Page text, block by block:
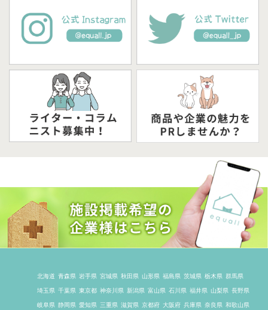
北海道 青森県 岩手県 宮城県 秋田県 山形県 福島県 茨城県 栃木県 群馬県
埼玉県 千葉県 東京都 神奈川県 新潟県 富山県 石川県 福井県 山梨県 長野県
岐阜県 静岡県 愛知県 三重県 滋賀県 京都府 大阪府 兵庫県 奈良県 和歌山県